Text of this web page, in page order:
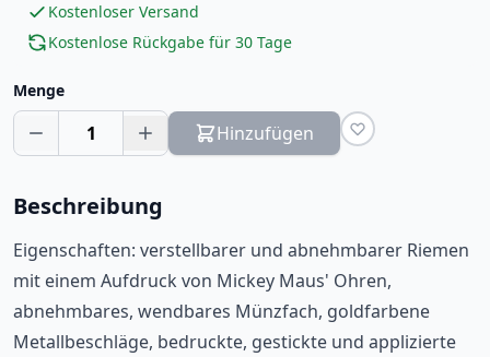
Kostenloser Versand
Kostenlose Rückgabe für 30 Tage
Menge
1 Hinzufügen
Beschreibung
Eigenschaften: verstellbarer und abnehmbarer Riemen
mit einem Aufdruck von Mickey Maus' Ohren,
abnehmbares, wendbares Münzfach, goldfarbene
Metallbeschläge, bedruckte, gestickte und applizierte